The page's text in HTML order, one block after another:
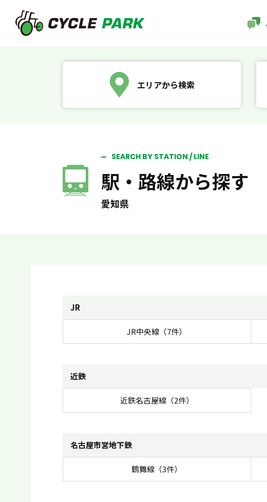
エリアから検索
SEARCH BY STATION / LINE
駅・路線から探す
愛知県
JR
JR中央線（7件）
近鉄
近鉄名古屋線（2件）
名古屋市営地下鉄
鶴舞線（3件）